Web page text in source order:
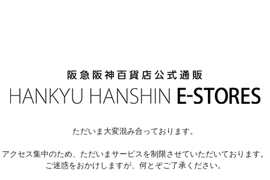
ただいま大変混み合っております。
アクセス集中のため、ただいまサービスを制限させていただいております。
ご迷惑をおかけしますが、何とぞご了承ください。